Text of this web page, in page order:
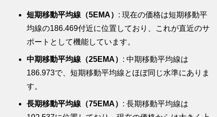
短期移動平均線（5EMA） : 現在の価格は短期移動平
均線の186.469付近に位置しており、これが直近のサ
ポートとして機能しています。
中期移動平均線（25EMA） : 中期移動平均線は
186.973で、短期移動平均線とほぼ同じ水準にありま
す。
長期移動平均線（75EMA） : 長期移動平均線は